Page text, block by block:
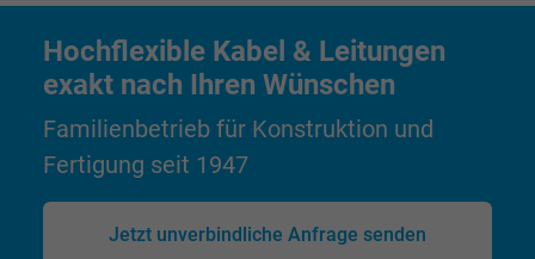
Laufzeit 1 Jahr
Zweck
Cookie von Facebook für Website-Analyse,
Anzeigenausrichtung und
Name wd, Facebook Pixel
Facebook Ireland Ltd.
Hochflexible Kabel & Leitungen
exakt nach Ihren Wünschen
Familienbetrieb für Konstruktion und
Fertigung seit 1947
Jetzt unverbindliche Anfrage senden